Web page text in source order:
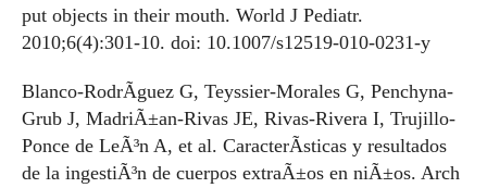
put objects in their mouth. World J Pediatr.
2010;6(4):301-10. doi: 10.1007/s12519-010-0231-y
Blanco-RodrÃ­guez G, Teyssier-Morales G, Penchyna-
Grub J, MadriÃ±an-Rivas JE, Rivas-Rivera I, Trujillo-
Ponce de LeÃ³n A, et al. CaracterÃ­sticas y resultados
de la ingestiÃ³n de cuerpos extraÃ±os en niÃ±os. Arch